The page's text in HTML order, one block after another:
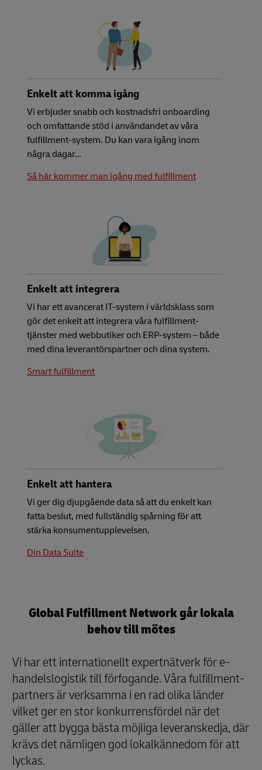
Enkelt att komma igång
Vi erbjuder snabb och kostnadsfri onboarding
och omfattande stöd i användandet av våra
fulfillment-system. Du kan vara igång inom
några dagar…
Så här kommer man igång med fulfillment
Enkelt att integrera
Vi har ett avancerat IT-system i världsklass som
gör det enkelt att integrera våra fulfillment-
tjänster med webbutiker och ERP-system – både
med dina leverantörspartner och dina system.
Smart fulfillment
Enkelt att hantera
Vi ger dig djupgående data så att du enkelt kan
fatta beslut, med fullständig spårning för att
stärka konsumentupplevelsen.
Din Data Suite
Global Fulfillment Network går lokala
behov till mötes
Vi har ett internationellt expertnätverk för e-
handelslogistik till förfogande. Våra fulfillment-
partners är verksamma i en rad olika länder
vilket ger en stor konkurrensfördel när det
gäller att bygga bästa möjliga leveranskedja, där
krävs det nämligen god lokalkännedom för att
lyckas.